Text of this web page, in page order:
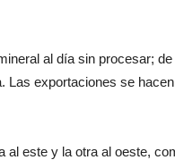
al día sin procesar;
Las exportaciones se
al este y la otra al oeste,